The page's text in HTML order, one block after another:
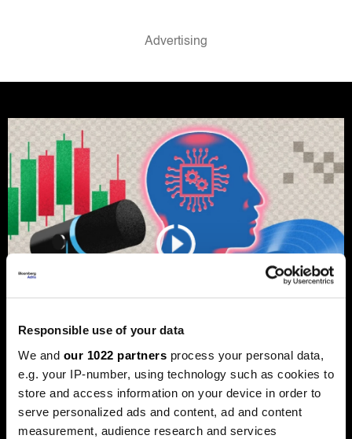
Responsible use of your data
We and our 1022 partners process your personal data,
e.g. your IP-number, using technology such as cookies to
store and access information on your device in order to
serve personalized ads and content, ad and content
measurement, audience research and services
Од Џастин Бибер до Санремо:
Како вашата омилена песна може
да стане инвестиција